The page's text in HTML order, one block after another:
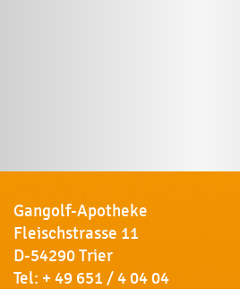
Gangolf-Apotheke
Fleischstrasse 11
D-54290 Trier
Tel: + 49 651 / 4 04 04